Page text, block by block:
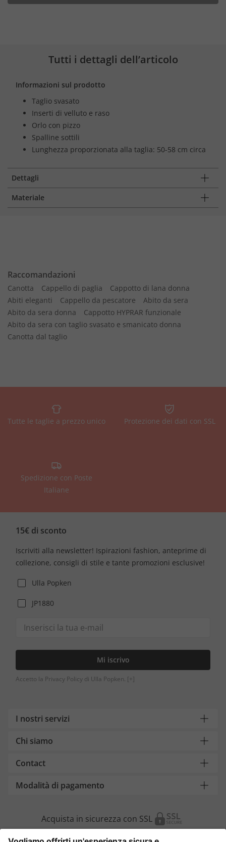
Tutti i dettagli dell’articolo
Informazioni sul prodotto
Taglio svasato
Inserti di velluto e raso
Orlo con pizzo
Spalline sottili
Lunghezza proporzionata alla taglia: 50-58 cm circa
Dettagli
Materiale
Raccomandazioni
Canotta Cappello di paglia
Cappotto di lana donna
Abiti eleganti
Cappello da pescatore
Abito da sera
Abito da sera donna
Cappotto HYPRAR funzionale
Abito da sera con taglio svasato e smanicato donna
Canotta dal taglio
Tutte le taglie a prezzo unico Protezione dei dati con SSL
Spedizione con Poste
Italiane
15€ di sconto
Iscriviti alla newsletter! Ispirazioni fashion, anteprime di
collezione, consigli di stile e tante promozioni esclusive!
Ulla Popken
JP1880
Mi iscrivo
Accetto la Privacy Policy di Ulla Popken. [+]
I nostri servizi
Chi siamo
Contact
Modalità di pagamento
Acquista in sicurezza con SSL